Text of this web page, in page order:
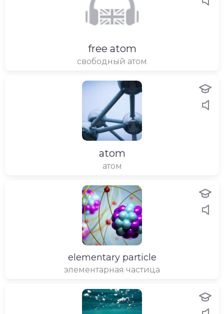
free atom
свободный атом
atom
атом
elementary particle
элементарная частица